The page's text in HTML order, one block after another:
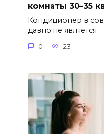
комнаты 30–35
Кондиционер в
давно не является
0 23